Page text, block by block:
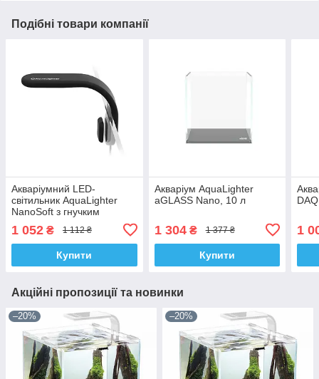
Подібні товари компанії
Акваріумний LED-
світильник AquaLighter
NanoSoft з гнучким
корпусом, до 30 л, чорний
1 052 ₴ 1 112 ₴
Купити
Акваріум AquaLighter
aGLASS Nano, 10 л
1 304₴ 1 377 ₴
Купити
1
Акційні пропозиції та новинки
–20% –20%